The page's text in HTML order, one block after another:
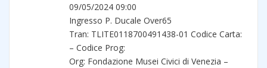
09/05/2024 09:00
Ingresso P. Ducale Over65
Tran: TLITE0118700491438-01 Codice Carta:
– Codice Prog:
Org: Fondazione Musei Civici di Venezia –